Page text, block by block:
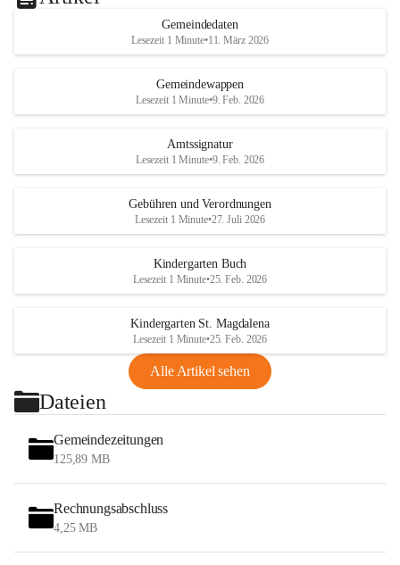
Gemeindedaten
Lesezeit 1 Minute•11. März 2026
Gemeindewappen
Lesezeit 1 Minute•9. Feb. 2026
Amtssignatur
Lesezeit 1 Minute•9. Feb. 2026
Gebühren und Verordnungen
Lesezeit 1 Minute•27. Juli 2026
Kindergarten Buch
Lesezeit 1 Minute•25. Feb. 2026
Kindergarten St. Magdalena
Lesezeit 1 Minute•25. Feb. 2026
Alle Artikel sehen
Dateien
Gemeindezeitungen
125,89 MB
Rechnungsabschluss
4,25 MB